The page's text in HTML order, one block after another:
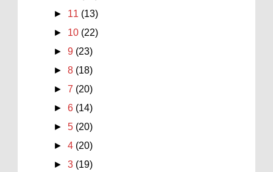
► 11 (13)
► 10 (22)
►9 (23)
►8 (18)
►7 (20)
►6 (14)
►5 (20)
►4 (20)
►3 (19)